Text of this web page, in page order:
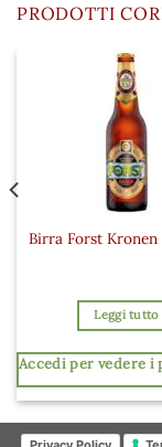
PRODOTTI
Birra Forst Kronen
Leggi tutto
Accedi per vedere i